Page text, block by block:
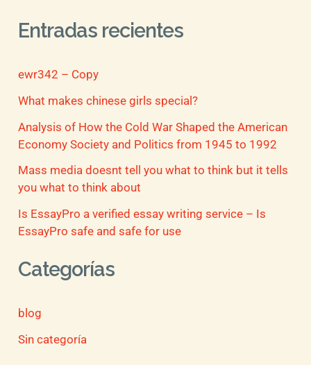
Entradas recientes
ewr342 – Copy
What makes chinese girls special?
Analysis of How the Cold War Shaped the American
Economy Society and Politics from 1945 to 1992
Mass media doesnt tell you what to think but it tells
you what to think about
Is EssayPro a verified essay writing service – Is
EssayPro safe and safe for use
Categorías
blog
Sin categoría